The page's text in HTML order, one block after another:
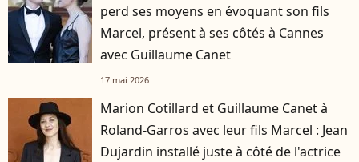
perd ses moyens en évoquant son fils
Marcel, présent à ses côtés à Cannes
avec Guillaume Canet
17 mai 2026
Marion Cotillard et Guillaume Canet à
Roland-Garros avec leur fils Marcel : Jean
Dujardin installé juste à côté de l'actrice